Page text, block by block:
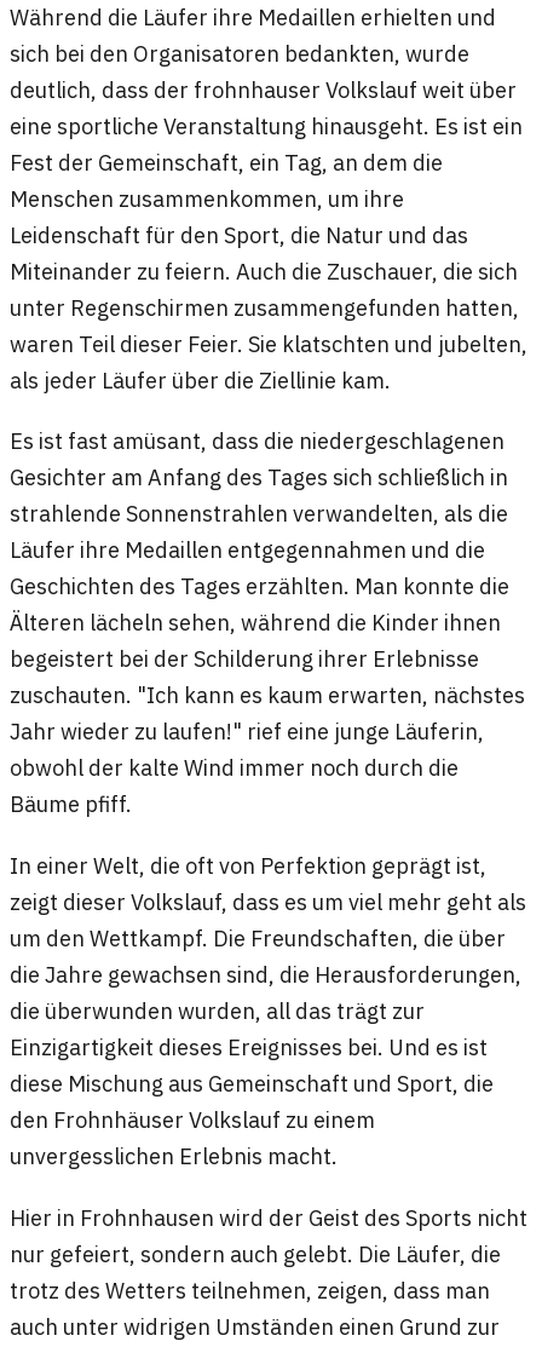
Während die Läufer ihre Medaillen erhielten und
sich bei den Organisatoren bedankten, wurde
deutlich, dass der frohnhauser Volkslauf weit über
eine sportliche Veranstaltung hinausgeht. Es ist ein
Fest der Gemeinschaft, ein Tag, an dem die
Menschen zusammenkommen, um ihre
Leidenschaft für den Sport, die Natur und das
Miteinander zu feiern. Auch die Zuschauer, die sich
unter Regenschirmen zusammengefunden hatten,
waren Teil dieser Feier. Sie klatschten und jubelten,
als jeder Läufer über die Ziellinie kam.
Es ist fast amüsant, dass die niedergeschlagenen
Gesichter am Anfang des Tages sich schließlich in
strahlende Sonnenstrahlen verwandelten, als die
Läufer ihre Medaillen entgegennahmen und die
Geschichten des Tages erzählten. Man konnte die
Älteren lächeln sehen, während die Kinder ihnen
begeistert bei der Schilderung ihrer Erlebnisse
zuschauten. "Ich kann es kaum erwarten, nächstes
Jahr wieder zu laufen!" rief eine junge Läuferin,
obwohl der kalte Wind immer noch durch die
Bäume pfiff.
In einer Welt, die oft von Perfektion geprägt ist,
zeigt dieser Volkslauf, dass es um viel mehr geht als
um den Wettkampf. Die Freundschaften, die über
die Jahre gewachsen sind, die Herausforderungen,
die überwunden wurden, all das trägt zur
Einzigartigkeit dieses Ereignisses bei. Und es ist
diese Mischung aus Gemeinschaft und Sport, die
den Frohnhäuser Volkslauf zu einem
unvergesslichen Erlebnis macht.
Hier in Frohnhausen wird der Geist des Sports nicht
nur gefeiert, sondern auch gelebt. Die Läufer, die
trotz des Wetters teilnehmen, zeigen, dass man
auch unter widrigen Umständen einen Grund zur